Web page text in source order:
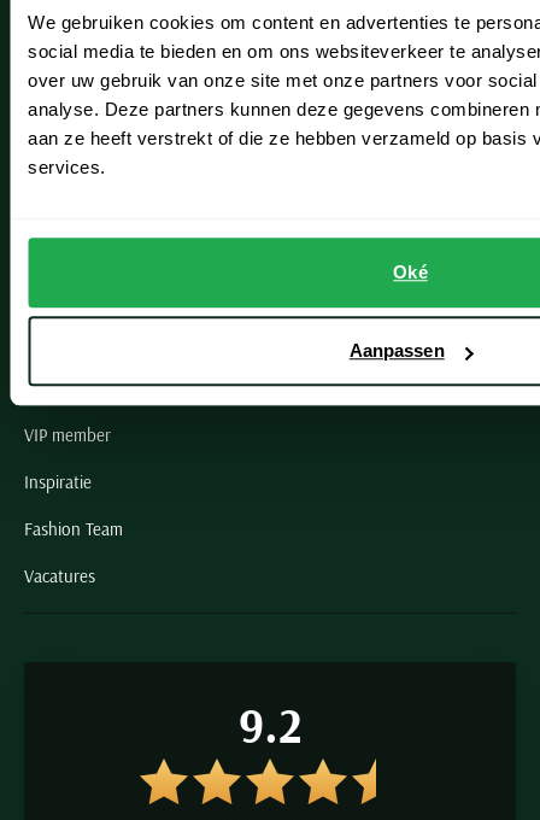
We gebruiken cookies om content en advertenties te
social media te bieden en om ons websiteverkeer te
over uw gebruik van onze site met onze partners voor
analyse. Deze partners kunnen deze gegevens combineren
aan ze heeft verstrekt of die ze hebben verzameld op basis
services.
Oké
Aanpassen
Leiderdorp
Lisse
Noordwijk
Oegstgeest
Paul & Shark specialist
VIP member
Inspiratie
Fashion Team
Vacatures
9.2